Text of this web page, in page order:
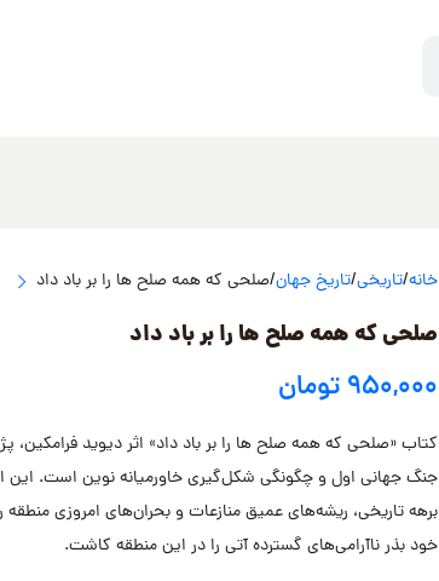
خانه تاریخی تاریخ جهان صلحی که همه صلح ها را بر باد داد
صلحی که همه صلح ها را بر باد داد
۹۵۰,۰۰۰ تومان
کتاب «صلحی که همه صلح ها را بر باد داد» اثر دیوید فرامکین،
جنگ جهانی اول و چگونگی شکل‌گیری خاورمیانه نوین است.
برهه تاریخی، ریشه‌های عمیق منازعات و بحران‌های امروزی
خود بذر ناآرامی‌های گسترده آتی را در این منطقه کاشت.